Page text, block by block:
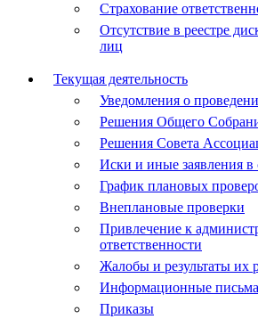
Страхование
Отсутствие в реестре
лиц
Текущая деятельность
Уведомления о
Решения Общего
Решения Совета
Иски и иные заявления в
График плановых
Внеплановые проверки
Привлечение к
ответственности
Жалобы и результаты их
Информационные письма
Приказы